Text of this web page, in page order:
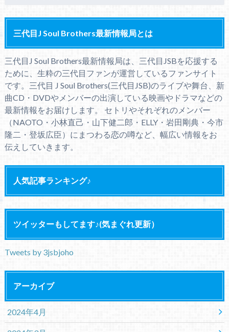
三代目J Soul Brothers最新情報局とは
三代目J Soul Brothers最新情報局は、三代目JSBを応援する
ために、生粋の三代目ファンが運営しているファンサイト
です。三代目 J Soul Brothers(三代目JSB)のライブや舞台、新
曲CD・DVDやメンバーの出演している映画やドラマなどの
最新情報をお届けします。 セトリやそれぞれのメンバー
（NAOTO・小林直己・山下健二郎・ELLY・岩田剛典・今市
隆二・登坂広臣）にまつわる恋の噂など、幅広い情報をお
伝えしていきます。
人気記事ランキング♪
ツイッターもしてます♪(気まぐれ更新）
Tweets by 3jsbjoho
アーカイブ
2024年4月